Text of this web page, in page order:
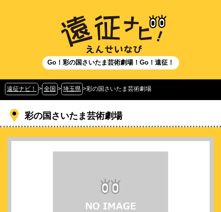
Go！彩の国さいたま芸術劇場！Go！遠征！
遠征ナビ！ > 全国 > 埼玉県 >彩の国さいたま芸術劇場
彩の国さいたま芸術劇場